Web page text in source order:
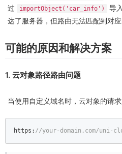
过
importObject('car_info')
导
达了服务器，但路由无法匹配到对应
可能的原因和解决方案
1. 云对象路径路由问题
当使用自定义域名时，云对象的请求
https: //your-domain.com/uni-